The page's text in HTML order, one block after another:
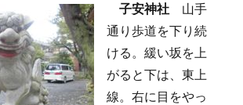
子安神社 山手
通り歩道を下り続
ける。緩い坂を上
がると下は、東上
線。右に目をやっ